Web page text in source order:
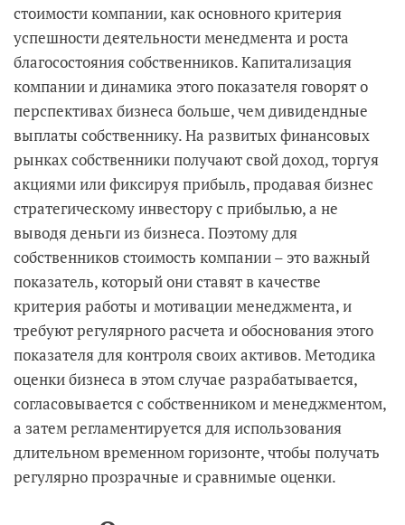
стоимости компании, как основного критерия
успешности деятельности менедмента и роста
благосостояния собственников. Капитализация
компании и динамика этого показателя говорят о
перспективах бизнеса больше, чем дивидендные
выплаты собственнику. На развитых финансовых
рынках собственники получают свой доход, торгуя
акциями или фиксируя прибыль, продавая бизнес
стратегическому инвестору с прибылью, а не
выводя деньги из бизнеса. Поэтому для
собственников стоимость компании – это важный
показатель, который они ставят в качестве
критерия работы и мотивации менеджмента, и
требуют регулярного расчета и обоснования этого
показателя для контроля своих активов. Методика
оценки бизнеса в этом случае разрабатывается,
согласовывается с собственником и менеджментом,
а затем регламентируется для использования
длительном временном горизонте, чтобы получать
регулярно прозрачные и сравнимые оценки.